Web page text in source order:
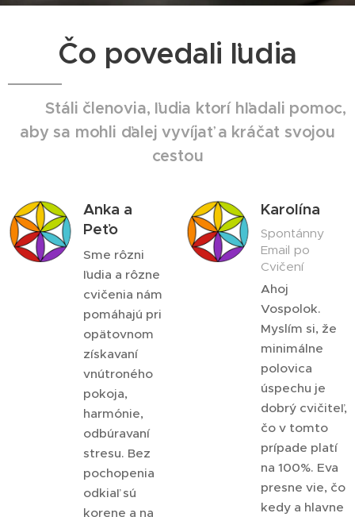
Čo povedali ľudia
Stáli členovia, ľudia ktorí hľadali pomoc,
aby sa mohli ďalej vyvíjať a kráčat svojou
cestou
Anka a
Peťo
Sme rôzni
ľudia a rôzne
cvičenia nám
pomáhajú pri
opätovnom
získavaní
vnútroného
pokoja,
harmónie,
odbúravaní
stresu. Bez
pochopenia
odkiaľ sú
korene a na
Karolína
Spontánny
Email po
Cvičení
Ahoj
Vospolok.
Myslím si, že
minimálne
polovica
úspechu je
dobrý cvičiteľ,
čo v tomto
prípade platí
na 100%. Eva
presne vie, čo
kedy a hlavne